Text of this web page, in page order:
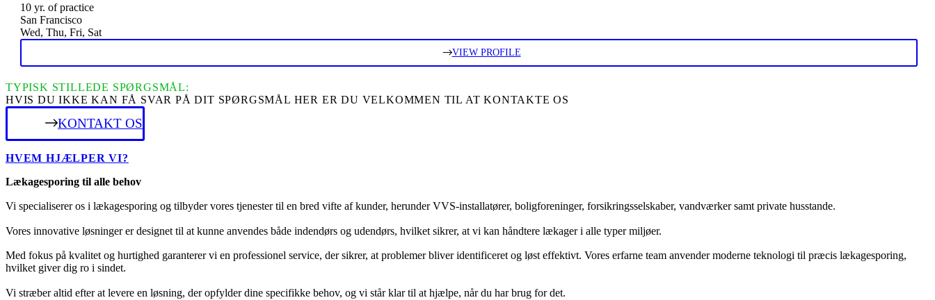
10 yr. of practice
San Francisco
Wed, Thu, Fri, Sat
VIEW PROFILE
TYPISK STILLEDE SPØRGSMÅL:
HVIS DU IKKE KAN FÅ SVAR PÅ DIT SPØRGSMÅL HER ER DU VELKOMMEN TIL AT KONTAKTE OS
KONTAKT OS
HVEM HJÆLPER VI?
Lækagesporing til alle behov
Vi specialiserer os i lækagesporing og tilbyder vores tjenester til en bred vifte af kunder, herunder VVS-installatører, boligforeninger, forsikringsselskaber, vandværker samt private husstande.
Vores innovative løsninger er designet til at kunne anvendes både indendørs og udendørs, hvilket sikrer, at vi kan håndtere lækager i alle typer miljøer.
Med fokus på kvalitet og hurtighed garanterer vi en professionel service, der sikrer, at problemer bliver identificeret og løst effektivt. Vores erfarne team anvender moderne teknologi til præcis lækagesporing,
hvilket giver dig ro i sindet.
Vi stræber altid efter at levere en løsning, der opfylder dine specifikke behov, og vi står klar til at hjælpe, når du har brug for det.